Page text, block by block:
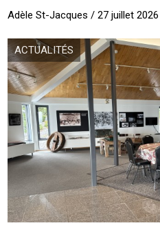
Adèle St-Jacques / 27 juillet 2026
ACTUALITÉS